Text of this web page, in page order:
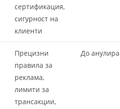
сертификация,
сигурност на
клиенти
Прецизни
правила за
реклама,
лимити за
трансакции,
До